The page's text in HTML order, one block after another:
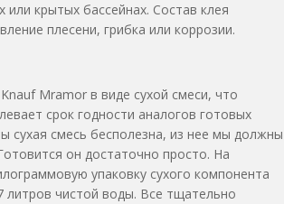
или крытых бассейнах. Состав клея
плесени, грибка или коррозии.
Mramor в виде сухой смеси, что
срок годности аналогов готовых
сухая смесь бесполезна, из нее мы должны
он достаточно просто. На
упаковку сухого компонента
литров чистой воды. Все тщательно